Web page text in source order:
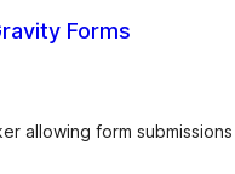
Forms
allowing form